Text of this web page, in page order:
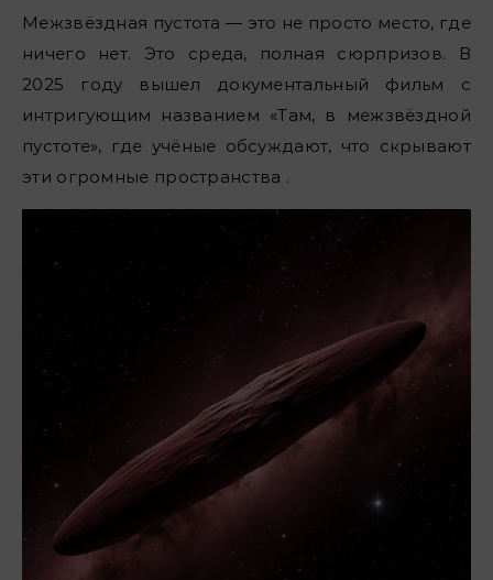
Межзвёздная пустота — это не просто место, где
ничего нет. Это среда, полная сюрпризов. В
2025 году вышел документальный фильм с
интригующим названием «Там, в межзвёздной
пустоте», где учёные обсуждают, что скрывают
эти огромные пространства .